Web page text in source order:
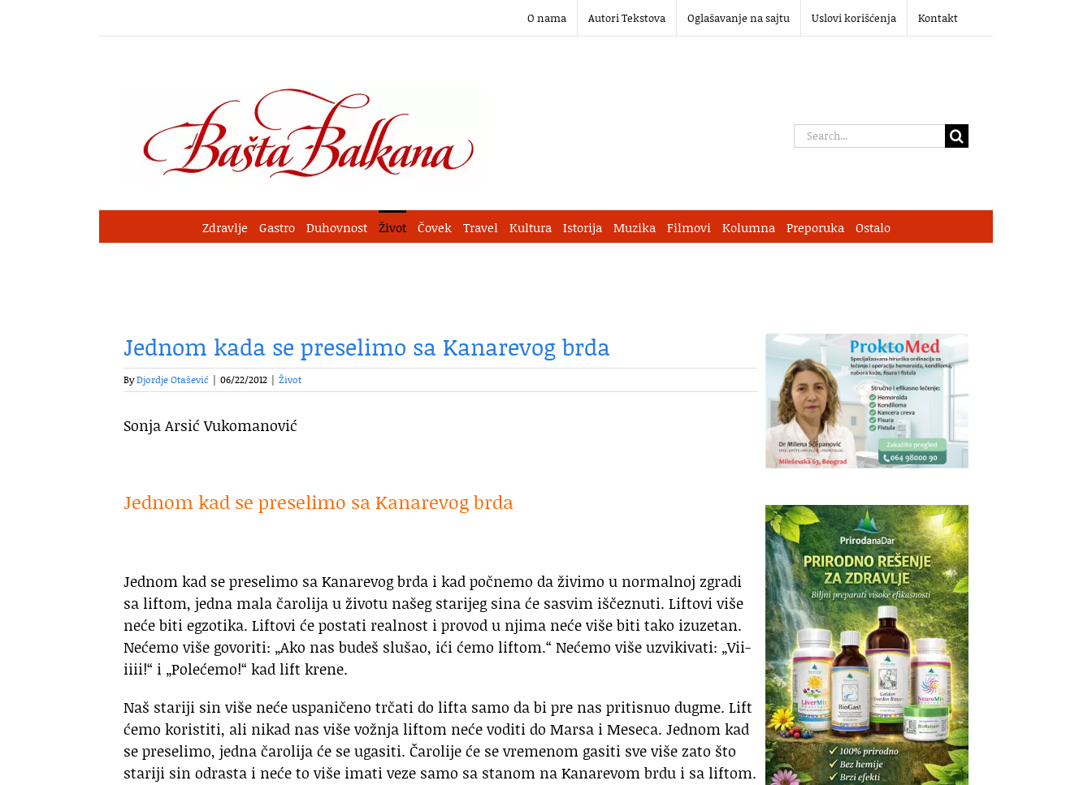
O nama Autori Tekstova Oglašavanje na sajtu Uslovi korišćenja Kontakt
Search
Zdravlje Gastro Duhovnost Život Čovek Travel Kultura Istorija Muzika Filmovi Kolumna Preporuka Ostalo
Jednom kada se preselimo sa Kanarevog brda
ByDjordje Otašević | 06/22/2012 | Život
So­nja Ar­sić Vu­ko­ma­no­vić
Jed­nom kad se pre­se­li­mo sa Ka­na­re­vog br­da
Jed­nom kad se pre­se­li­mo sa Ka­na­re­vog br­da i kad poč­ne­mo da ži­vi­mo u nor­mal­noj zgra­di
sa lif­tom, jed­na ma­la ča­ro­li­ja u ži­vo­tu na­šeg sta­ri­jeg si­na će sa­svim iš­če­znu­ti. Lif­to­vi vi­še
ne­će bi­ti eg­zo­ti­ka. Lif­to­vi će po­sta­ti re­al­nost i pro­vod u nji­ma ne­će vi­še bi­ti ta­ko iz­u­ze­tan.
Ne­će­mo vi­še go­vo­ri­ti: „Ako nas bu­deš slu­šao, ići će­mo lif­tom.“ Ne­će­mo vi­še uz­vi­ki­va­ti: „Vi­i­
i­i­ii!“ i „Po­le­će­mo!“ kad lift kre­ne.
Naš sta­ri­ji sin vi­še ne­će us­pa­ni­če­no tr­ča­ti do lif­ta sa­mo da bi pre nas pri­ti­snuo dug­me. Lift
će­mo ko­ri­sti­ti, ali ni­kad nas vi­še vo­žnja lif­tom ne­će vo­di­ti do Mar­sa i Me­se­ca. Jed­nom kad
se pre­se­li­mo, jed­na ča­ro­li­ja će se uga­si­ti. Ča­ro­li­je će se vre­me­nom ga­si­ti sve vi­še za­to što
sta­ri­ji sin od­ra­sta i ne­će to vi­še ima­ti ve­ze sa­mo sa sta­nom na Ka­na­re­vom br­du i sa lif­tom.